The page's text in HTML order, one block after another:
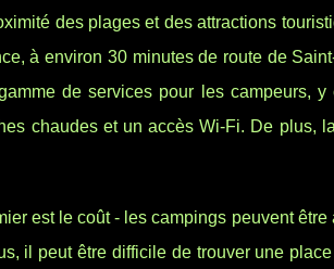
des plages et des attractions
à environ 30 minutes de route de
de services pour les campeurs, y
chaudes et un accès Wi-Fi. De plus,
est le coût - les campings peuvent être
il peut être difficile de trouver une